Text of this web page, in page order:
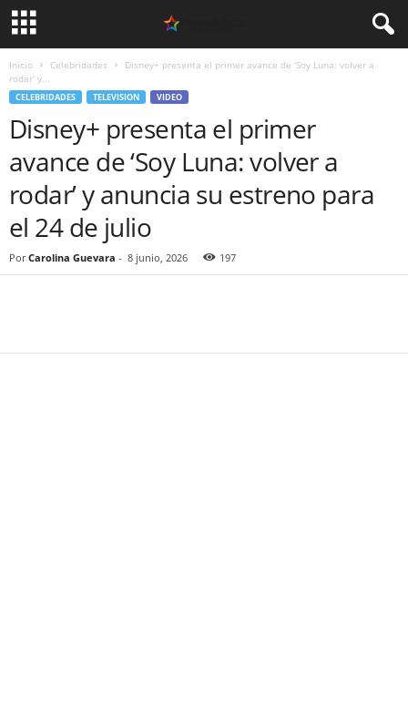
Inicio Celebridades
Disney+ presenta el primer avance de ‘Soy Luna: volver a
rodar’ y...
CELEBRIDADES TELEVISION VIDEO
Disney+ presenta el primer
avance de ‘Soy Luna: volver a
rodar’ y anuncia su estreno para
el 24 de julio
Por Carolina Guevara - 8 junio, 2026 197